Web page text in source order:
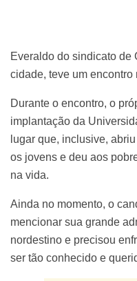
Everaldo do sindicato de
cidade, teve um
Durante o encontro, o
implantação da
lugar que, inclusive,
os jovens e deu aos
na vida.
Ainda no momento, o
mencionar sua grande
nordestino e precisou
ser tão conhecido e